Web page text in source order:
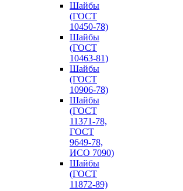
Шайбы
(ГОСТ
10450-78)
Шайбы
(ГОСТ
10463-81)
Шайбы
(ГОСТ
10906-78)
Шайбы
(ГОСТ
11371-78,
ГОСТ
9649-78,
ИСО 7090)
Шайбы
(ГОСТ
11872-89)